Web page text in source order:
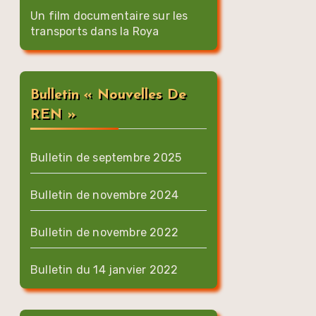
Un film documentaire sur les
transports dans la Roya
Bulletin « Nouvelles De
REN »
Bulletin de septembre 2025
Bulletin de novembre 2024
Bulletin de novembre 2022
Bulletin du 14 janvier 2022